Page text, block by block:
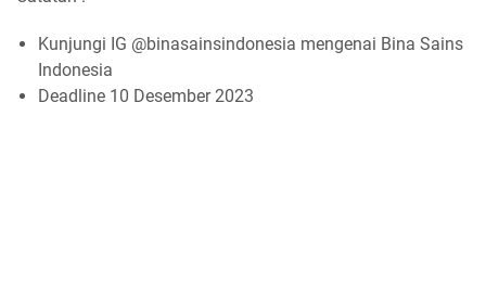
Kunjungi IG @binasainsindonesia mengenai Bina Sains
Indonesia
Deadline 10 Desember 2023